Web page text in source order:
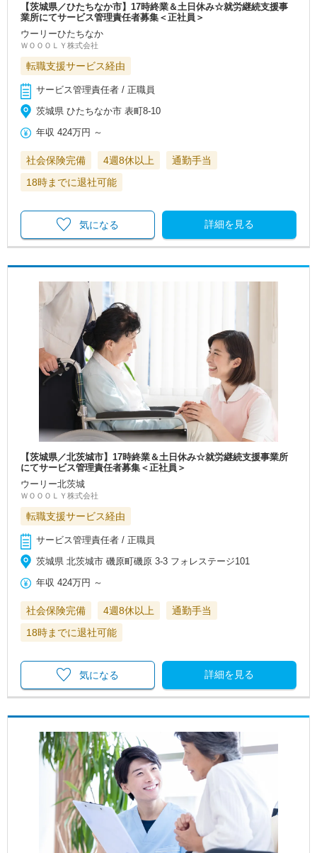
【茨城県／ひたちなか市】17時終業＆土日休み☆就労継続支援事
業所にてサービス管理責任者募集＜正社員＞
ウーリーひたちなか
ＷＯＯＯＬＹ株式会社
転職支援サービス経由
サービス管理責任者 / 正職員
茨城県 ひたちなか市 表町8-10
年収 424万円 ～
社会保険完備 4週8休以上
通勤手当
18時までに退社可能
詳細を見る
気になる
【茨城県／北茨城市】17時終業＆土日休み☆就労継続支援事業所
にてサービス管理責任者募集＜正社員＞
ウーリー北茨城
ＷＯＯＯＬＹ株式会社
転職支援サービス経由
サービス管理責任者 / 正職員
茨城県 北茨城市 磯原町磯原 3-3 フォレステージ101
年収 424万円 ～
社会保険完備 4週8休以上
通勤手当
18時までに退社可能
詳細を見る
気になる